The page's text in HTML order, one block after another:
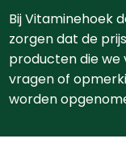
Bij Vitaminehoek
zorgen dat de
producten die we
vragen of
worden